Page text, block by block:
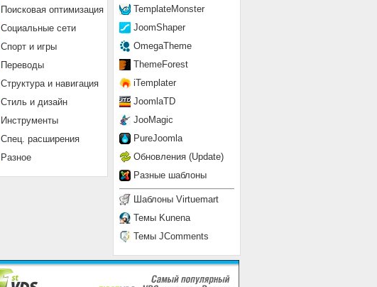
TemplateMonster
JoomShaper
OmegaTheme
ThemeForest
iTemplater
JoomlaTD
JooMagic
PureJoomla
Обновления (Update)
Разные шаблоны
Шаблоны Virtuemart
Темы Kunena
Темы JComments
Поисковая оптимизация
Социальные сети
Спорт и игры
Переводы
Структура и навигация
Стиль и дизайн
Инструменты
Спец. расширения
Разное